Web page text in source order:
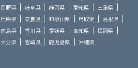
長野県 岐阜県 静岡県 愛知県
三重県
兵庫県 奈良県 和歌山県 鳥取県
島根県
徳島県 香川県 愛媛県 高知県
福岡県
大分県 宮崎県 鹿児島県 沖縄県